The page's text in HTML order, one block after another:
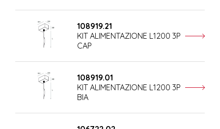
108919.21
KIT ALIMENTAZIONE L1200 3P
CAP
108919.01
KIT ALIMENTAZIONE L1200 3P
BIA